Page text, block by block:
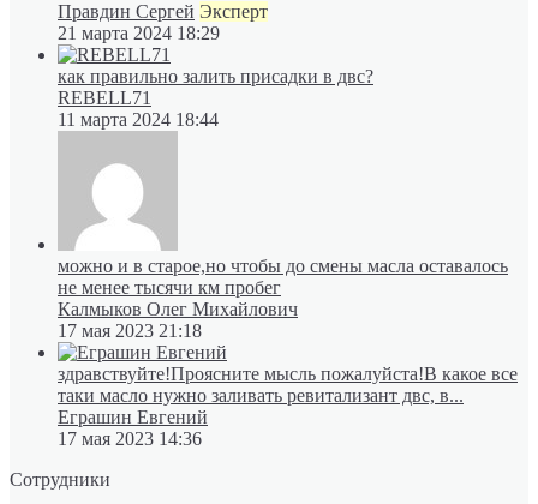
Правдин Сергей Эксперт
21 марта 2024 18:29
как правильно залить присадки в двс?
REBELL71
11 марта 2024 18:44
можно и в старое,но чтобы до смены масла оставалось
не менее тысячи км пробег
Калмыков Олег Михайлович
17 мая 2023 21:18
здравствуйте!Проясните мысль пожалуйста!В какое все
таки масло нужно заливать ревитализант двс, в...
Еграшин Евгений
17 мая 2023 14:36
Сотрудники